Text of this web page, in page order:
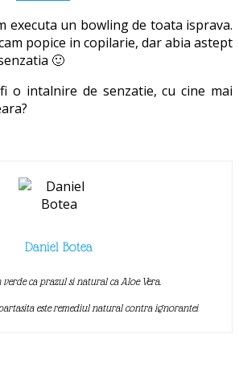
executa un bowling de toata isprava.
popice in copilarie, dar abia astept
🙂
o intalnire de senzatie, cu cine mai
Daniel Botea
ca prazul si natural ca Aloe Vera.
este remediul natural contra ignorantei